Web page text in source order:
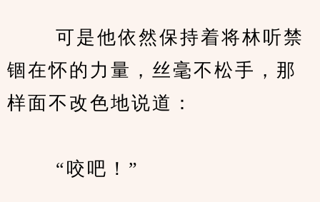
可是他依然保持着将林听禁
锢在怀的力量，丝毫不松手，那
样面不改色地说道：
“咬吧！”